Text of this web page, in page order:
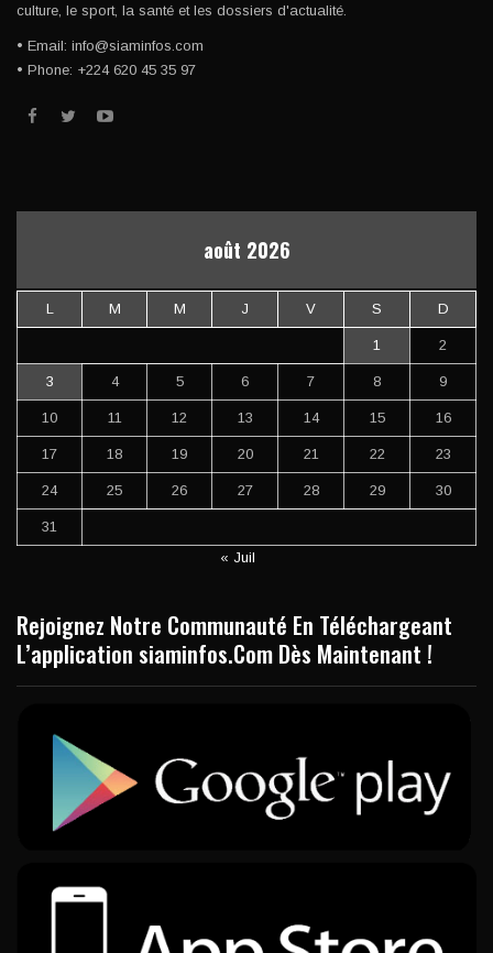
culture, le sport, la santé et les dossiers d'actualité.
• Email: info@siaminfos.com
• Phone: +224 620 45 35 97
août 2026
L M M J V S D
1 2
3 4 5 6 7 8 9
10 11 12 13 14 15 16
17 18 19 20 21 22 23
24 25 26 27 28 29 30
31
« Juil
Rejoignez Notre Communauté En Téléchargeant
L’application siaminfos.Com Dès Maintenant !